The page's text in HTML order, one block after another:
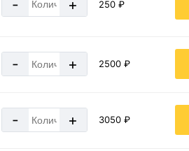
- + 250 ₽
- + 2500 ₽
- + 3050 ₽